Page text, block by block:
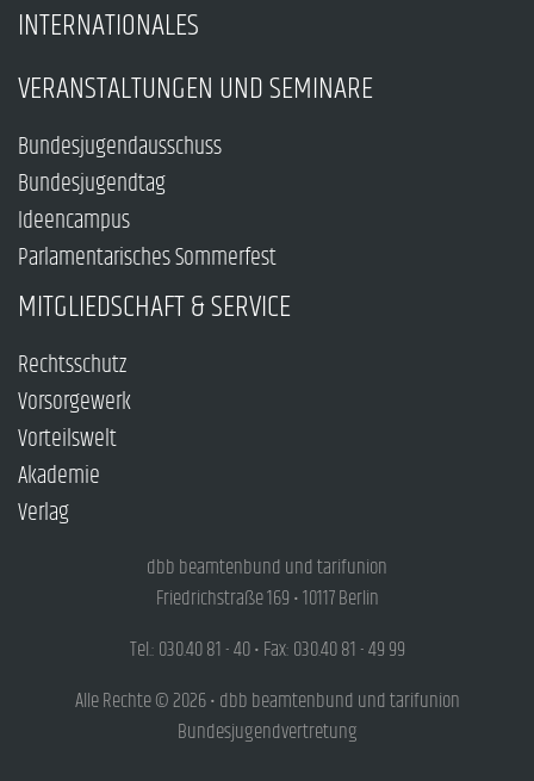
INTERNATIONALES
VERANSTALTUNGEN UND SEMINARE
Bundesjugendausschuss
Bundesjugendtag
Ideencampus
Parlamentarisches Sommerfest
MITGLIEDSCHAFT & SERVICE
Rechtsschutz
Vorsorgewerk
Vorteilswelt
Akademie
Verlag
dbb beamtenbund und tarifunion
Friedrichstraße 169 • 10117 Berlin
Tel.: 030.40 81 - 40 • Fax: 030.40 81 - 49 99
Alle Rechte © 2026 • dbb beamtenbund und tarifunion
Bundesjugendvertretung